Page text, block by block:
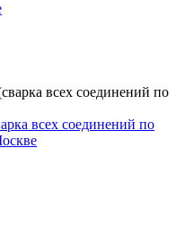
всех соединений по